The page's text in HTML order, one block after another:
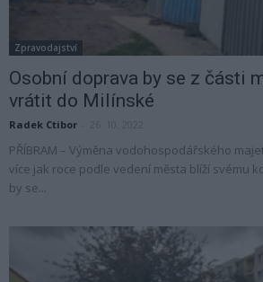
Zpravodajství
Osobní doprava by se z části
vrátit do Milínské
Radek Ctibor
PŘÍBRAM – Výměna vodohospodářského
více jak roce podle vedení města blíží svému
by se...